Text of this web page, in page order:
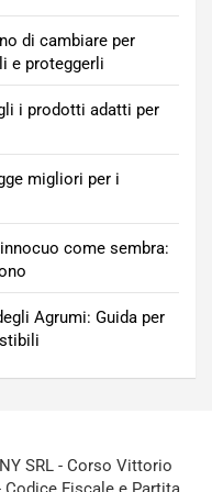
di cambiare per
e proteggerli
i prodotti adatti per
migliori per i
come sembra:
Agrumi: Guida per
SRL - Corso Vittorio